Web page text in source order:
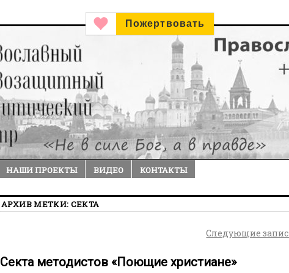
Пожертвовать
НАШИ ПРОЕКТЫ ВИДЕО КОНТАКТЫ
АРХИВ МЕТКИ: СЕКТА
Следующие
Секта методистов «Поющие христиане»